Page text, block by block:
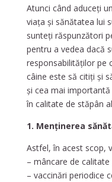
Atunci când aduceți
viața și sănătatea lui
sunteți răspunzători
pentru a vedea dacă
responsabilităților pe
câine este să citiți și
și cea mai
în calitate de stăpân
1. Menținerea
Astfel, în acest scop,
– mâncare de
– vaccinări periodice